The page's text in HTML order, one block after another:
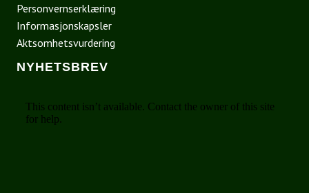
Personvernserklæring
Informasjonskapsler
Aktsomhetsvurdering
NYHETSBREV